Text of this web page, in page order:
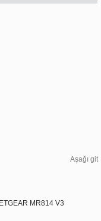
Aşağı git
MR814 V3